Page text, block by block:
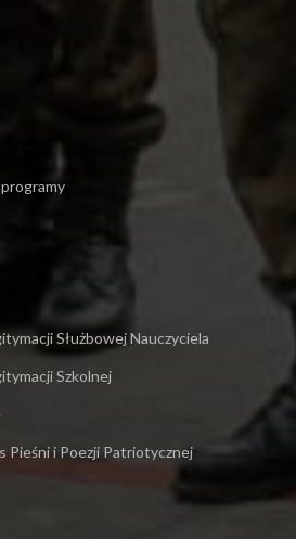
Służbowej Nauczyciela
Szkolnej
Pieśni i Poezji Patriotycznej